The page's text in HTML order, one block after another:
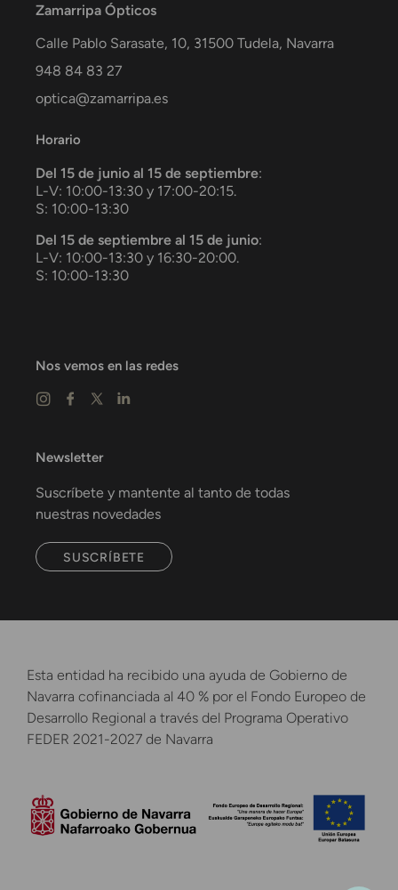
Zamarripa Ópticos
Calle Pablo Sarasate, 10, 31500 Tudela, Navarra
948 84 83 27
optica@zamarripa.es
Horario
Del 15 de junio al 15 de septiembre:
L-V: 10:00-13:30 y 17:00-20:15.
S: 10:00-13:30
Del 15 de septiembre al 15 de junio:
L-V: 10:00-13:30 y 16:30-20:00.
S: 10:00-13:30
Nos vemos en las redes
Newsletter
Suscríbete y mantente al tanto de todas
nuestras novedades
SUSCRÍBETE
Esta entidad ha recibido una ayuda de Gobierno de
Navarra cofinanciada al 40 % por el Fondo Europeo de
Desarrollo Regional a través del Programa Operativo
FEDER 2021-2027 de Navarra